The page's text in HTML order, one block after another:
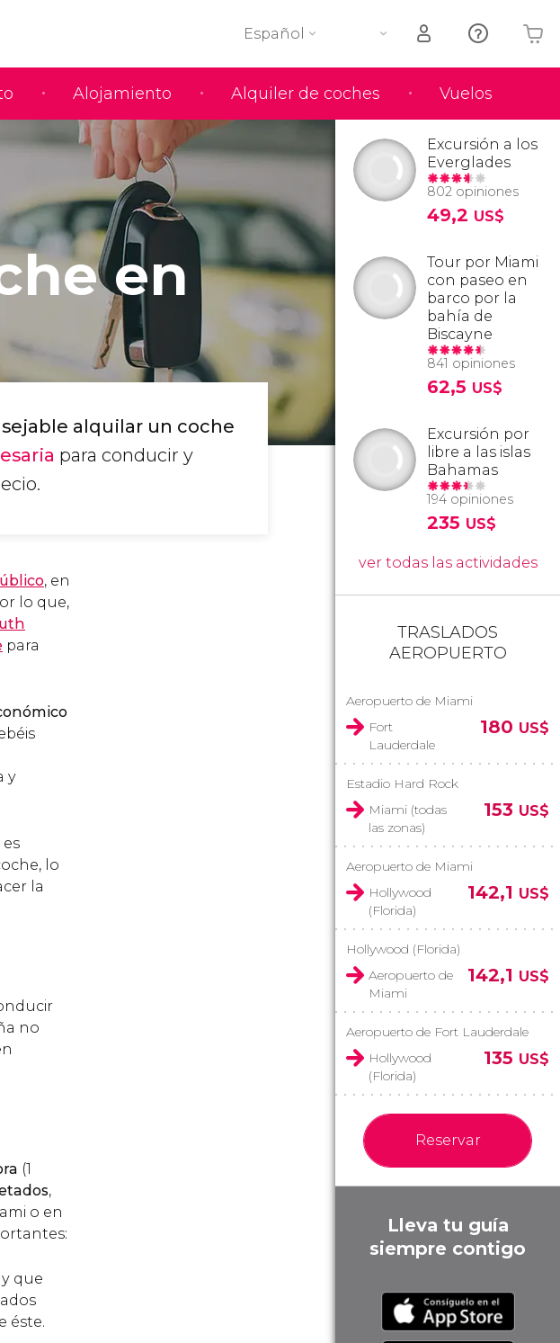
Alojamiento Alquiler de coches Vuelos
Español
Tu carrito está vacío
en
alquilar un coche
para conducir y
, en
lo que,
para
y
lo
la
no
(1
,
o en
que
éste.
Excursión a los
Everglades
802 opiniones
49,2 US$
Tour por Miami
con paseo en
barco por la
bahía de
Biscayne
841 opiniones
62,5 US$
Excursión por
libre a las islas
Bahamas
194 opiniones
235 US$
ver todas las actividades
TRASLADOS
AEROPUERTO
Aeropuerto de Miami
Fort
Lauderdale
180 US$
Estadio Hard Rock
Miami (todas
las zonas)
153 US$
Aeropuerto de Miami
Hollywood
(Florida)
142,1 US$
Hollywood (Florida)
Aeropuerto de
Miami
142,1 US$
Aeropuerto de Fort Lauderdale
Hollywood
(Florida)
135 US$
Reservar
Lleva tu guía
siempre contigo